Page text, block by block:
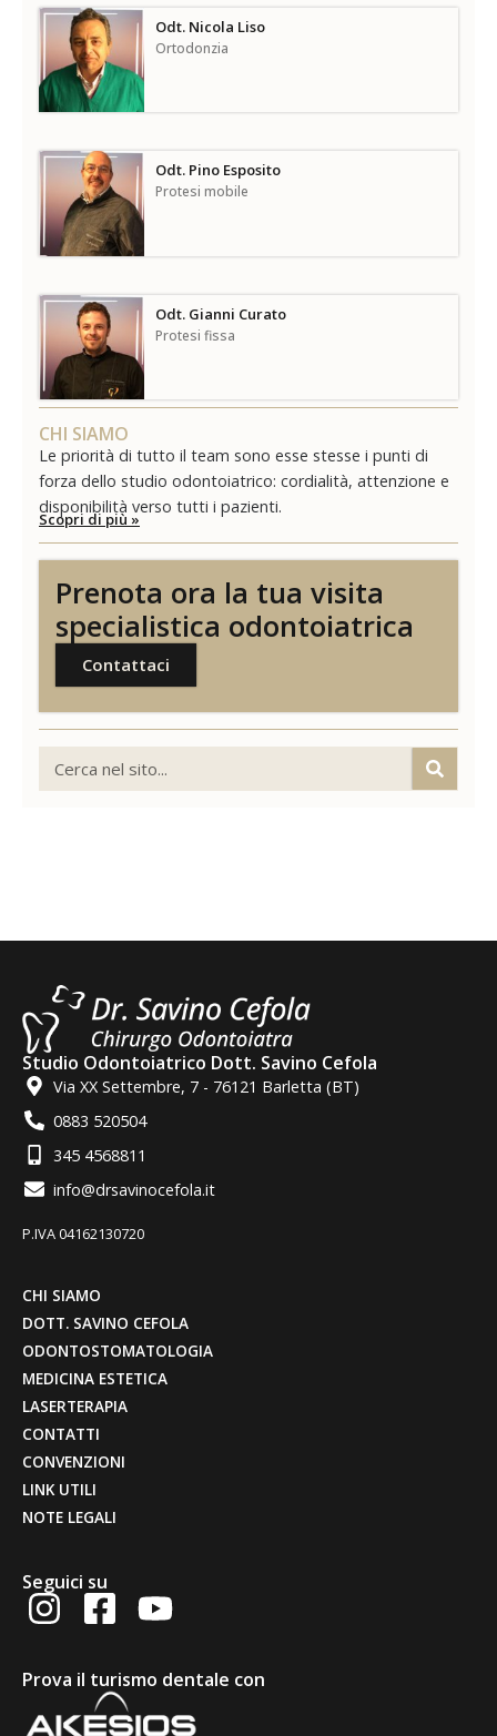
Odt. Nicola Liso
Ortodonzia
Odt. Pino Esposito
Protesi mobile
Odt. Gianni Curato
Protesi fissa
CHI SIAMO
Le priorità di tutto il team sono esse stesse i punti di
forza dello studio odontoiatrico: cordialità, attenzione e
disponibilità verso tutti i pazienti.
Scopri di più »
Prenota ora la tua visita
specialistica odontoiatrica
Contattaci
Studio Odontoiatrico Dott. Savino Cefola
Via XX Settembre, 7 - 76121 Barletta (BT)
0883 520504
345 4568811
info@drsavinocefola.it
P.IVA 04162130720
CHI SIAMO
DOTT. SAVINO CEFOLA
ODONTOSTOMATOLOGIA
MEDICINA ESTETICA
LASERTERAPIA
CONTATTI
CONVENZIONI
LINK UTILI
NOTE LEGALI
Seguici su
Prova il turismo dentale con